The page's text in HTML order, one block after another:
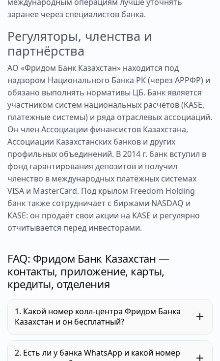
заранее через специалистов банка.
Регуляторы, членства и
партнёрства
АО «Фридом Банк Казахстан» находится под
надзором Национального Банка РК (через АРРФР) и
обязано выполнять нормативы ЦБ. Банк является
участником систем национальных расчётов (KASE,
платежные системы) и ряда отраслевых ассоциаций.
Он член Ассоциации финансистов Казахстана,
Ассоциации Казахстанских банков и других
профильных объединений. В 2014 г. банк вступил в
фонд гарантирования депозитов и получил
членство в международных платёжных системах
VISA и MasterCard. Под крылом Freedom Holding
банк также сотрудничает с биржами NASDAQ и
КASE: он продаёт свои акции на KASE и регулярно
отчитывается перед инвесторами.
FAQ: Фридом Банк Казахстан —
контакты, приложение, карты,
кредиты, отделения
1. Какой номер колл-центра Фридом Банка
Казахстан и он бесплатный?
номер 595 — он указан банком как бесплатный
2. Есть ли у банка WhatsApp и какой номер